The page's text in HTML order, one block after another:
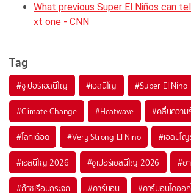
What previous Super El Niños can
xt one - CNN
Tag
#ซูเปอร์เอลนีโญ #เอลนีโญ #Super El Nino
#Climate Change #Heatwave #คลื่นความ
#โลกเดือด #Very Strong El Nino #เอลนีโ
#เอลนีโญ 2026 #ซูเปอร์เอลนีโญ 2026 #อ
#ก๊าซเรือนกระจก #คาร์บอน #คาร์บอนไดออ